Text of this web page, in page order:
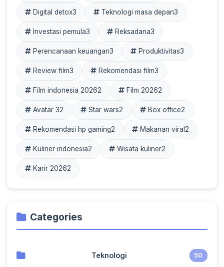
Digital detox3 Teknologi masa depan3
Investasi pemula3 Reksadana3
Perencanaan keuangan3 Produktivitas3
Review film3 Rekomendasi film3
Film indonesia 20262 Film 20262
Avatar 32 Star wars2 Box office2
Rekomendasi hp gaming2 Makanan viral 2
Kuliner indonesia2 Wisata kuliner2
Karir 20262
Categories
Teknologi 50